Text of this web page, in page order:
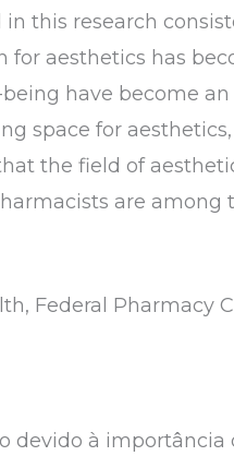
this research
for aesthetics has
have become
space for
the field of
are
Federal Pharmacy
devido à